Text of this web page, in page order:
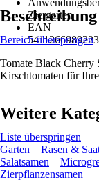
Ziergarten
EAN
5411266989223
Beschreibung
Bereich überspringen
Tomate Black Cherry
Kirschtomaten für
Weitere
Liste überspringen
Garten
Rasen &
Salatsamen
Zierpflanzensamen